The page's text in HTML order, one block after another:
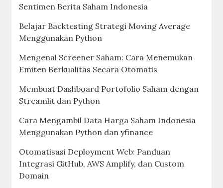
Sentimen Berita Saham Indonesia
Belajar Backtesting Strategi Moving Average
Menggunakan Python
Mengenal Screener Saham: Cara Menemukan
Emiten Berkualitas Secara Otomatis
Membuat Dashboard Portofolio Saham dengan
Streamlit dan Python
Cara Mengambil Data Harga Saham Indonesia
Menggunakan Python dan yfinance
Otomatisasi Deployment Web: Panduan
Integrasi GitHub, AWS Amplify, dan Custom
Domain